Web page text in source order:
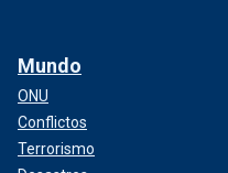
Mundo
ONU
Conflictos
Terrorismo